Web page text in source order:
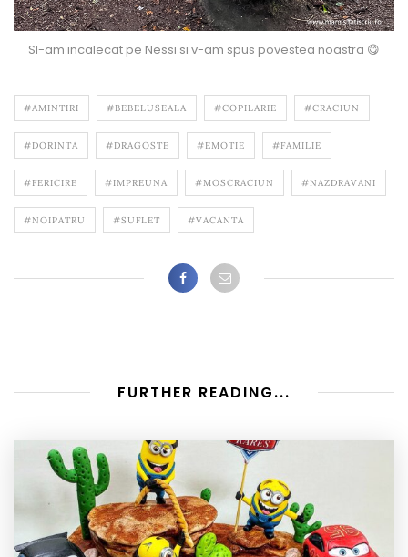
SI-am incalecat pe Nessi si v-am spus povestea noastra 😋
#AMINTIRI #BEBELUSEALA #COPILARIE #CRACIUN
#DORINTA #DRAGOSTE #EMOTIE #FAMILIE
#FERICIRE #IMPREUNA #MOSCRACIUN #NAZDRAVANI
#NOIPATRU #SUFLET #VACANTA
FURTHER READING...